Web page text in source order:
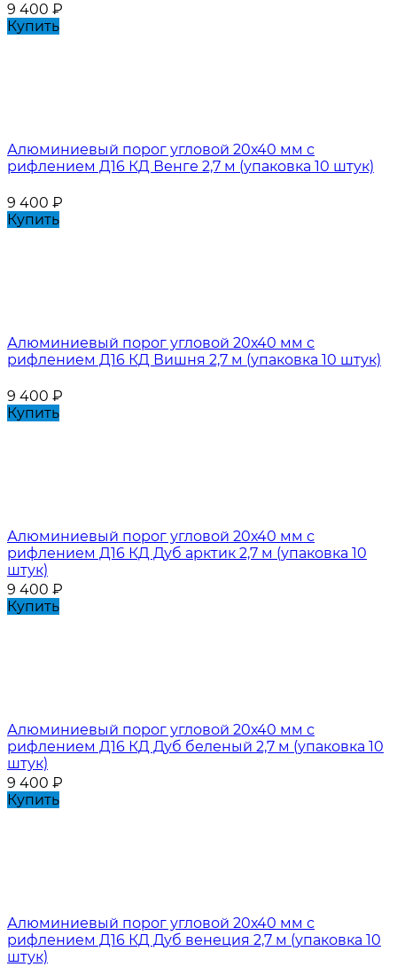
9 400 ₽
Купить
Алюминиевый порог угловой 20х40 мм с
рифлением Д16 КД Венге 2,7 м (упаковка 10 штук)
9 400 ₽
Купить
Алюминиевый порог угловой 20х40 мм с
рифлением Д16 КД Вишня 2,7 м (упаковка 10 штук)
9 400 ₽
Купить
Алюминиевый порог угловой 20х40 мм с
рифлением Д16 КД Дуб арктик 2,7 м (упаковка 10
штук)
9 400 ₽
Купить
Алюминиевый порог угловой 20х40 мм с
рифлением Д16 КД Дуб беленый 2,7 м (упаковка 10
штук)
9 400 ₽
Купить
Алюминиевый порог угловой 20х40 мм с
рифлением Д16 КД Дуб венеция 2,7 м (упаковка 10
штук)